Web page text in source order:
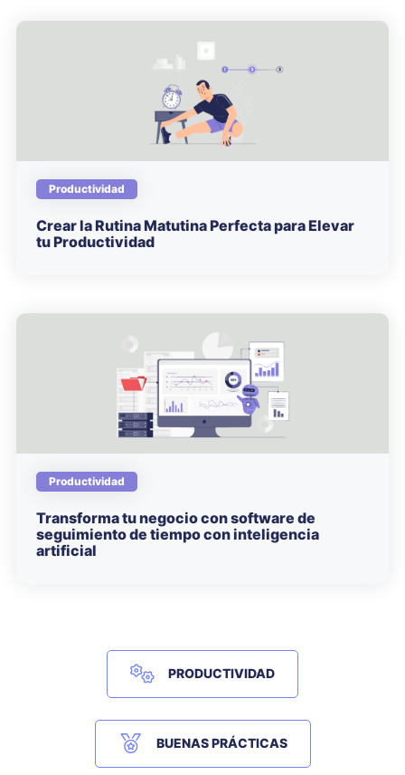
Productividad
Crear la Rutina Matutina Perfecta para Elevar
tu Productividad
Productividad
Transforma tu negocio con software de
seguimiento de tiempo con inteligencia
artificial
PRODUCTIVIDAD
BUENAS PRÁCTICAS